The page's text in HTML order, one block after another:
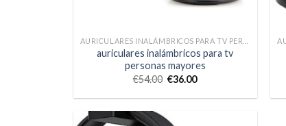
auriculares inalámbricos para tv
personas mayores
€54.00 €36.00